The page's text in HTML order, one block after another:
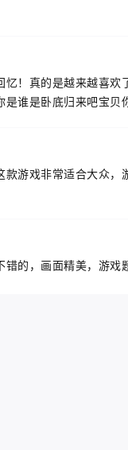
！真的是越来越喜
谁是卧底归来吧宝贝
游戏非常适合大众
的，画面精美，游戏